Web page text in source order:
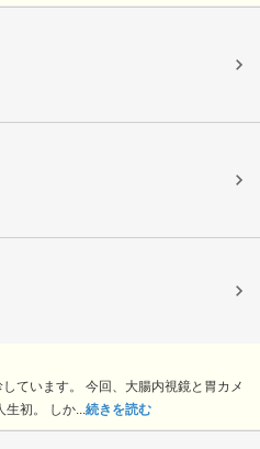
ています。 今回、大腸内視鏡と胃カメ
初。 しか... 続きを読む